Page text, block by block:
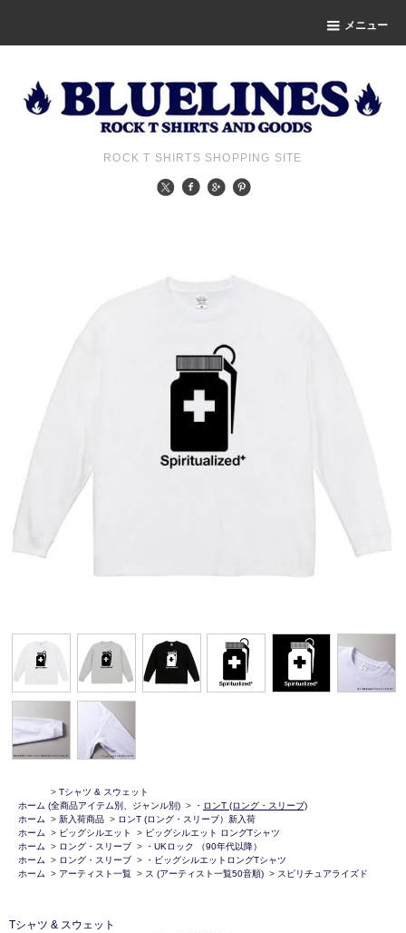
メニュー
ROCK T SHIRTS SHOPPING SITE
ホーム
> Tシャツ & スウェット
(全商品アイテム別、ジャンル別) > ・ ロンT (ロング・スリーブ)
ホーム
> 新入荷商品 > ロンT (ロング・スリーブ）新入荷
ホーム
> ビッグシルエット > ビッグシルエット ロングTシャツ
ホーム
> ロング・スリーブ >
・UKロック （90年代以降）
ホーム
> ロング・スリーブ >
・ビッグシルエットロングTシャツ
ホーム
> アーティスト一覧 > ス (アーティスト一覧50音順) > スピリチュアライズド
Tシャツ & スウェット